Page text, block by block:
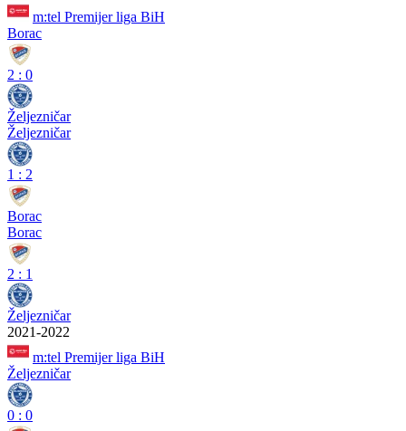
m:tel Premijer liga BiH
Borac
2 : 0
Željezničar
Željezničar
1 : 2
Borac
Borac
2 : 1
Željezničar
2021-2022
m:tel Premijer liga BiH
Željezničar
0 : 0